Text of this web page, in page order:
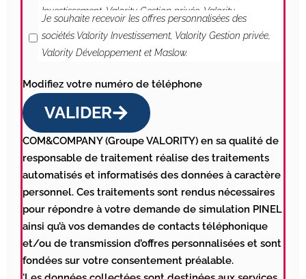
Investissement, Valority Gestion privée, Valority
J'accepte de recevoir des informations
Je souhaite recevoir les offres personnalisées des
sociétés Valority Investissement, Valority Gestion privée,
Valority Développement et Maslow.
Modifiez votre numéro de téléphone
VALIDER
COM&COMPANY (Groupe VALORITY) en sa qualité de
responsable de traitement réalise des traitements
automatisés et informatisés des données à caractère
personnel. Ces traitements sont rendus nécessaires
pour répondre à votre demande de simulation PINEL
ainsi qu’à vos demandes de contacts téléphonique
et/ou de transmission d’offres personnalisées et sont
fondées sur votre consentement préalable.